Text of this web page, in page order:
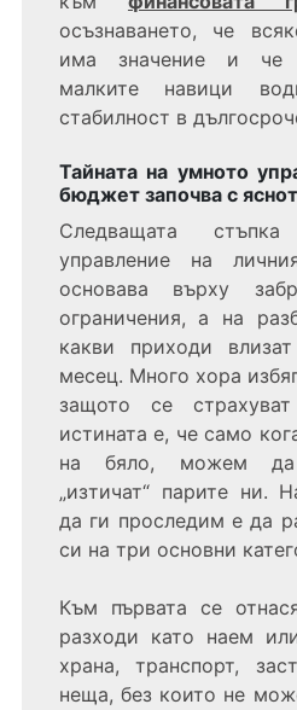
осъзнаването, че
има значение и че
малките навици
стабилност в
Тайната на умното
бюджет започва с
Следващата
управление на
основава върху
ограничения, а на
какви приходи
месец. Много хора
защото се
истината е, че само
на бяло, можем да
„изтичат“ парите ни.
да ги проследим е да
си на три основни
Към първата се
разходи като наем
храна, транспорт,
неща, без които не